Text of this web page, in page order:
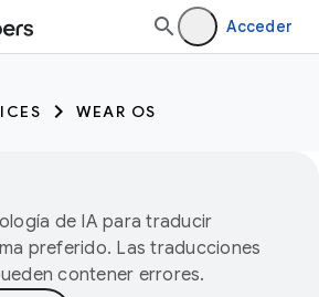
Acceder
WEAR OS
de IA para traducir
preferido. Las traducciones
contener errores.